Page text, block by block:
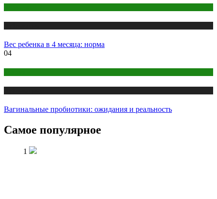
Вес ребенка в 4 месяца: норма
04
Вагинальные пробиотики: ожидания и реальность
Самое популярное
1